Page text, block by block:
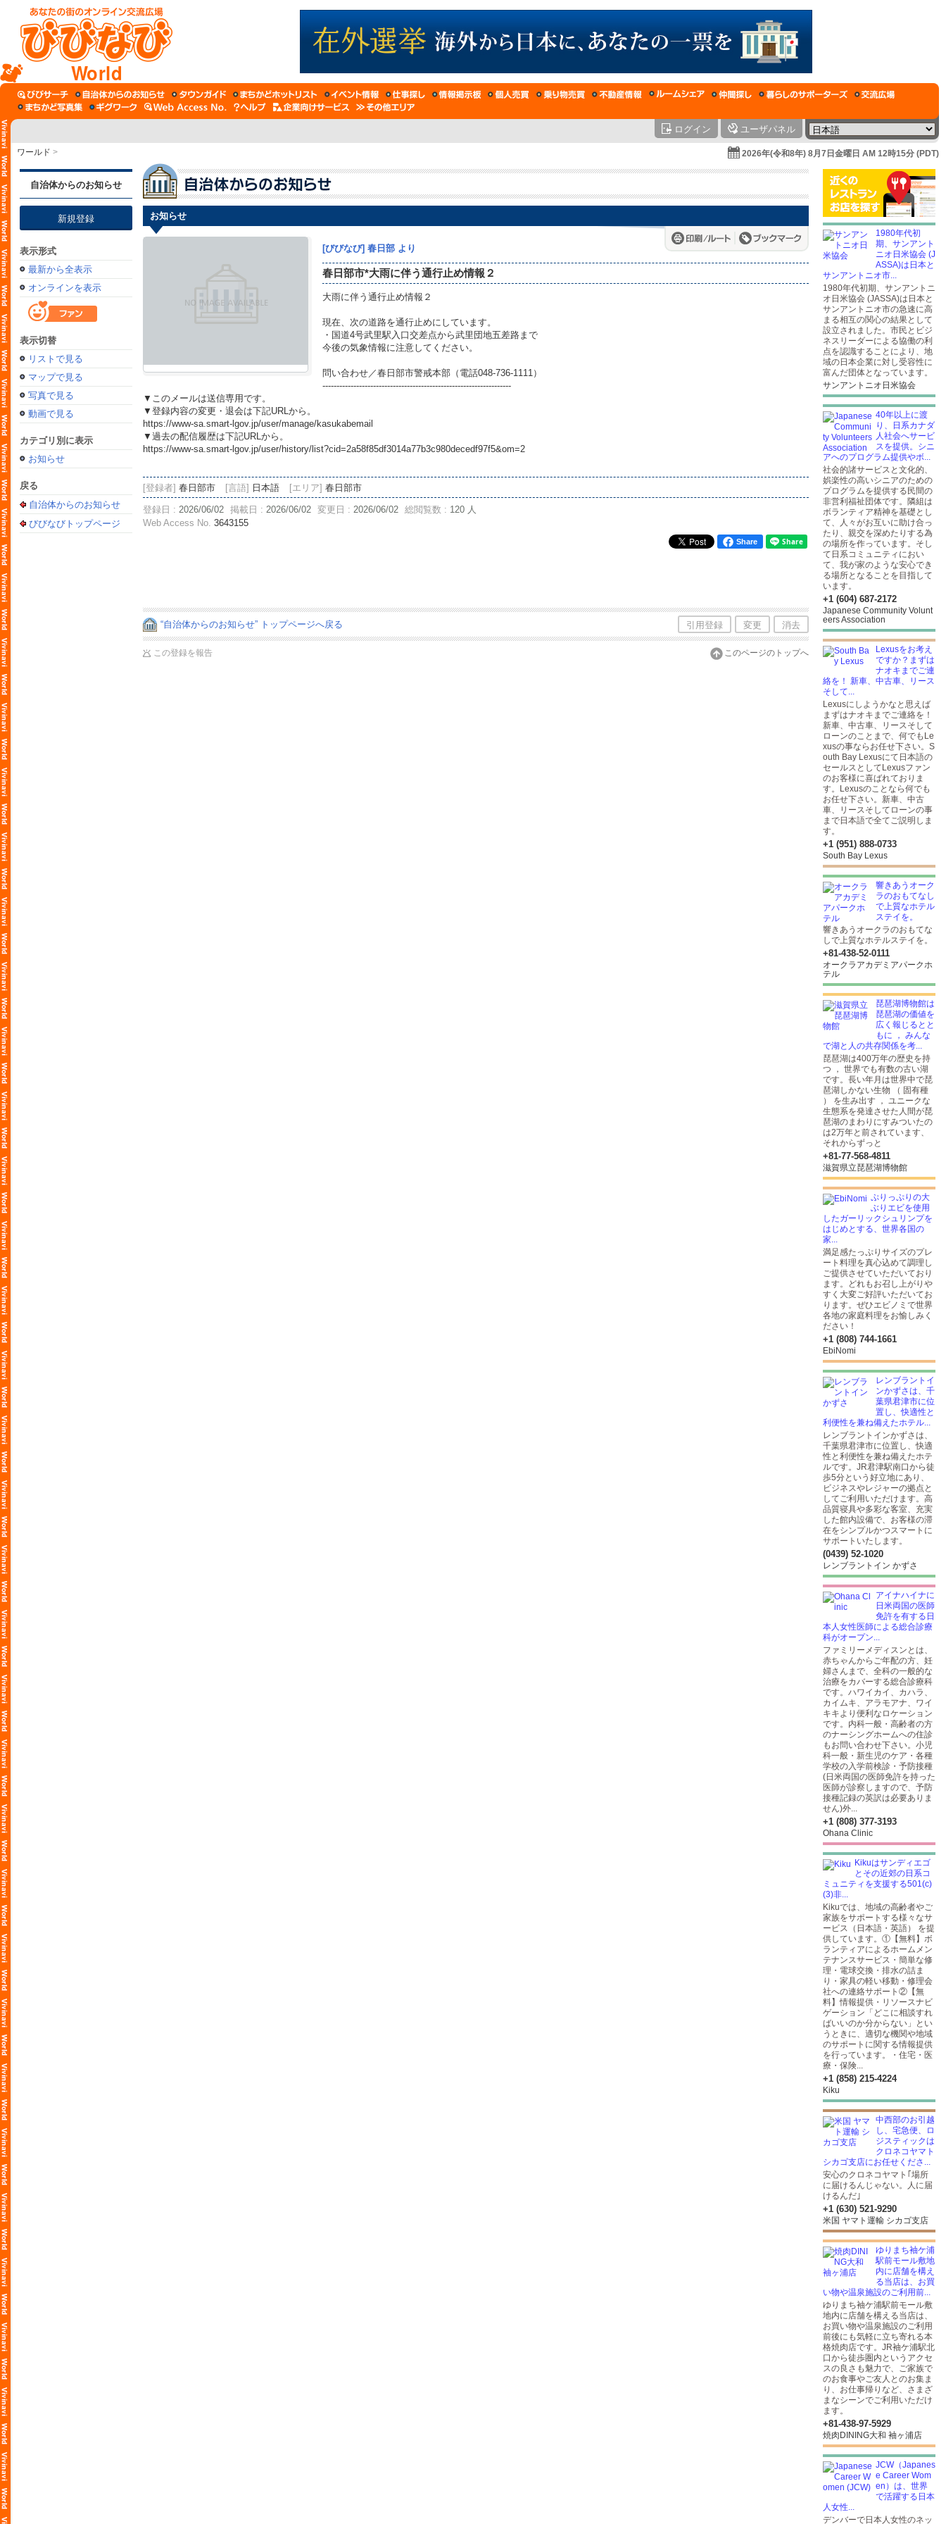
World
ログイン ユーザパネル
ワールド > 2026年(令和8年) 8月7日金曜日 AM 12時15分 (PDT)
自治体からのお知らせ
新規登録
表示形式
最新から全表示
オンラインを表示
表示切替
リストで見る
マップで見る
写真で見る
動画で見る
カテゴリ別に表示
お知らせ
戻る
自治体からのお知らせ
びびなびトップページ
お知らせ
[びびなび] 春日部 より
春日部市*大雨に伴う通行止め情報２
大雨に伴う通行止め情報２
現在、次の道路を通行止めにしています。
・国道4号武里駅入口交差点から武里団地五差路まで
今後の気象情報に注意してください。
問い合わせ／春日部市警戒本部（電話048-736-1111）
-------------------------------------------------------------------
▼このメールは送信専用です。
▼登録内容の変更・退会は下記URLから。
https://www-sa.smart-lgov.jp/user/manage/kasukabemail
▼過去の配信履歴は下記URLから。
https://www-sa.smart-lgov.jp/user/history/list?cid=2a58f85df3014a77b3c980decedf97f5&om=2
[登録者] 春日部市 [言語] 日本語 [エリア] 春日部市
登録日 : 2026/06/02 掲載日 : 2026/06/02 変更日 : 2026/06/02 総閲覧数 : 120 人
Web Access No. 3643155
Share
“自治体からのお知らせ” トップページへ戻る 引用登録 変更 消去
この登録を報告 このページのトップへ
1980年代初
期、サンアント
ニオ日米協会 (J
ASSA)は日本と
サンアントニオ市...
1980年代初期、サンアントニ
オ日米協会 (JASSA)は日本と
サンアントニオ市の急速に高
まる相互の関心の結果として
設立されました。市民とビジ
ネスリーダーによる協働の利
点を認識することにより、地
域の日本企業に対し受容性に
富んだ団体となっています。
サンアントニオ日米協会
40年以上に渡
り、日系カナダ
人社会へサービ
スを提供。シニ
アへのプログラム提供やボ...
社会的諸サービスと文化的、
娯楽性の高いシニアのための
プログラムを提供する民間の
非営利福祉団体です。隣組は
ボランティア精神を基礎とし
て、人々がお互いに助け合っ
たり、親交を深めたりする為
の場所を作っています。そし
て日系コミュニティにおい
て、我が家のような安心でき
る場所となることを目指して
います。
+1 (604) 687-2172
Japanese Community Volunt
eers Association
Lexusをお考え
ですか？まずは
ナオキまでご連
絡を！ 新車、中古車、リース
そして...
Lexusにしようかなと思えば
まずはナオキまでご連絡を！
新車、中古車、リースそして
ローンのことまで、何でもLe
xusの事ならお任せ下さい。S
outh Bay Lexusにて日本語の
セールスとしてLexusファン
のお客様に喜ばれておりま
す。Lexusのことなら何でも
お任せ下さい。新車、中古
車、リースそしてローンの事
まで日本語で全てご説明しま
す。
+1 (951) 888-0733
South Bay Lexus
響きあうオーク
ラのおもてなし
で上質なホテル
ステイを。
響きあうオークラのおもてな
しで上質なホテルステイを。
+81-438-52-0111
オークラアカデミアパークホ
テル
琵琶湖博物館は
琵琶湖の価値を
広く報じるとと
もに ， みんな
で湖と人の共存関係を考...
琵琶湖は400万年の歴史を持
つ ， 世界でも有数の古い湖
です。長い年月は世界中で琵
琶湖しかない生物 （ 固有種
） を生み出す ， ユニークな
生態系を発達させた人間が琵
琶湖のまわりにすみついたの
は2万年と前されています、
それからずっと
+81-77-568-4811
滋賀県立琵琶湖博物館
ぷりっぷりの大
ぶりエビを使用
したガーリックシュリンプを
はじめとする、世界各国の
家...
満足感たっぷりサイズのプレ
ート料理を真心込めて調理し
ご提供させていただいており
ます。どれもお召し上がりや
すく大変ご好評いただいてお
ります。ぜひエビノミで世界
各地の家庭料理をお愉しみく
ださい！
+1 (808) 744-1661
EbiNomi
レンブラントイ
ンかずさは、千
葉県君津市に位
置し、快適性と
利便性を兼ね備えたホテル...
レンブラントインかずさは、
千葉県君津市に位置し、快適
性と利便性を兼ね備えたホテ
ルです。JR君津駅南口から徒
歩5分という好立地にあり、
ビジネスやレジャーの拠点と
してご利用いただけます。高
品質寝具や多彩な客室、充実
した館内設備で、お客様の滞
在をシンプルかつスマートに
サポートいたします。
(0439) 52-1020
レンブラントイン かずさ
アイナハイナに
日米両国の医師
免許を有する日
本人女性医師による総合診療
科がオープン...
ファミリーメディスンとは、
赤ちゃんからご年配の方、妊
婦さんまで、全科の一般的な
治療をカバーする総合診療科
です。ハワイカイ、カハラ、
カイムキ、アラモアナ、ワイ
キキより便利なロケーション
です。内科一般・高齢者の方
のナーシングホームへの住診
もお問い合わせ下さい。小児
科一般・新生児のケア・各種
学校の入学前検診・予防接種
(日米両国の医師免許を持った
医師が診察しますので、予防
接種記録の英訳は必要ありま
せん)外...
+1 (808) 377-3193
Ohana Clinic
Kikuはサンディエゴ
とその近郊の日系コ
ミュニティを支援する501(c)
(3)非...
Kikuでは、地域の高齢者やご
家族をサポートする様々なサ
ービス（日本語・英語） を提
供しています。①【無料】ボ
ランティアによるホームメン
テナンスサービス・簡単な修
理・電球交換・排水の詰ま
り・家具の軽い移動・修理会
社への連絡サポート②【無
料】情報提供・リソースナビ
ゲーション「どこに相談すれ
ばいいのか分からない」とい
うときに、適切な機関や地域
のサポートに関する情報提供
を行っています。・住宅・医
療・保険...
+1 (858) 215-4224
Kiku
中西部のお引越
し、宅急便、ロ
ジスティックは
クロネコヤマト
シカゴ支店にお任せくださ...
安心のクロネコヤマト｢場所
に届けるんじゃない。人に届
けるんだ｣
+1 (630) 521-9290
米国 ヤマト運輸 シカゴ支店
ゆりまち袖ケ浦
駅前モール敷地
内に店舗を構え
る当店は、お買
い物や温泉施設のご利用前...
ゆりまち袖ケ浦駅前モール敷
地内に店舗を構える当店は、
お買い物や温泉施設のご利用
前後にも気軽に立ち寄れる本
格焼肉店です。JR袖ケ浦駅北
口から徒歩圏内というアクセ
スの良さも魅力で、ご家族で
のお食事やご友人とのお集ま
り、お仕事帰りなど、さまざ
まなシーンでご利用いただけ
ます。
+81-438-97-5929
焼肉DINING大和 袖ヶ浦店
JCW（Japanes
e Career Wom
en）は、世界
で活躍する日本
人女性...
デンバーで日本人女性のネッ